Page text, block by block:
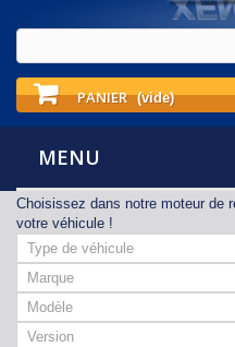
PANIER (vide)
MENU
Choisissez dans notre moteur de
votre véhicule !